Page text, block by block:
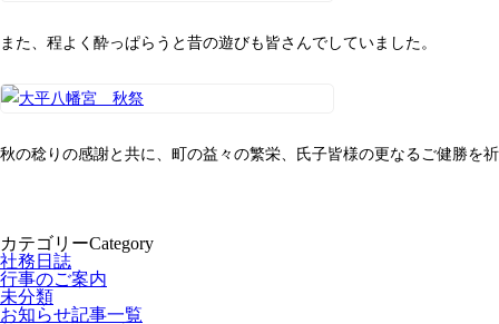
また、程よく酔っぱらうと昔の遊びも皆さんでしていました。
秋の稔りの感謝と共に、町の益々の繁栄、氏子皆様の更なるご健勝を祈
カテゴリーCategory
社務日誌
行事のご案内
未分類
お知らせ記事一覧